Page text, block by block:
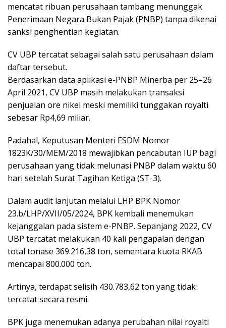
mencatat ribuan perusahaan tambang menunggak
Penerimaan Negara Bukan Pajak (PNBP) tanpa dikenai
sanksi penghentian kegiatan.
CV UBP tercatat sebagai salah satu perusahaan dalam
daftar tersebut.
Berdasarkan data aplikasi e-PNBP Minerba per 25–26
April 2021, CV UBP masih melakukan transaksi
penjualan ore nikel meski memiliki tunggakan royalti
sebesar Rp4,69 miliar.
Padahal, Keputusan Menteri ESDM Nomor
1823K/30/MEM/2018 mewajibkan pencabutan IUP bagi
perusahaan yang tidak melunasi PNBP dalam waktu 60
hari setelah Surat Tagihan Ketiga (ST-3).
Dalam audit lanjutan melalui LHP BPK Nomor
23.b/LHP/XVII/05/2024, BPK kembali menemukan
kejanggalan pada sistem e-PNBP. Sepanjang 2022, CV
UBP tercatat melakukan 40 kali pengapalan dengan
total tonase 369.216,38 ton, sementara kuota RKAB
mencapai 800.000 ton.
Artinya, terdapat selisih 430.783,62 ton yang tidak
tercatat secara resmi.
BPK juga menemukan adanya perubahan nilai royalti